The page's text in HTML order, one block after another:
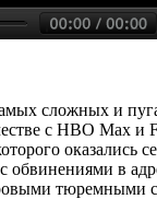
сложных и
с HBO Max
оказались
обвинениями в
тюремными